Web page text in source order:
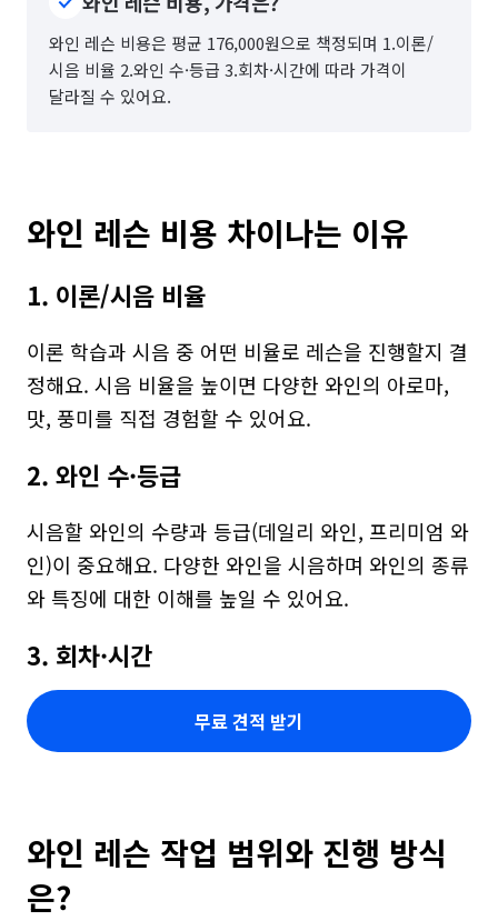
와인 레슨 비용은 평균 176,000원으로 책정되며 1.이론/
시음 비율 2.와인 수·등급 3.회차·시간에 따라 가격이
달라질 수 있어요.
와인 레슨 비용 차이나는 이유
1. 이론/시음 비율
이론 학습과 시음 중 어떤 비율로 레슨을 진행할지 결
정해요. 시음 비율을 높이면 다양한 와인의 아로마,
맛, 풍미를 직접 경험할 수 있어요.
2. 와인 수·등급
시음할 와인의 수량과 등급(데일리 와인, 프리미엄 와
인)이 중요해요. 다양한 와인을 시음하며 와인의 종류
와 특징에 대한 이해를 높일 수 있어요.
3. 회차·시간
무료 견적 받기
와인 레슨 작업 범위와 진행 방식
은?